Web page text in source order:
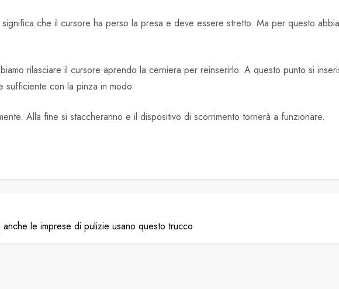
che il cursore ha perso la presa e deve essere stretto. Ma per questo
rilasciare il cursore aprendo la cerniera per reinserirlo. A questo punto si
sufficiente con la pinza in modo
Alla fine si staccheranno e il dispositivo di scorrimento tornerà a funzionare.
le imprese di pulizie usano questo trucco